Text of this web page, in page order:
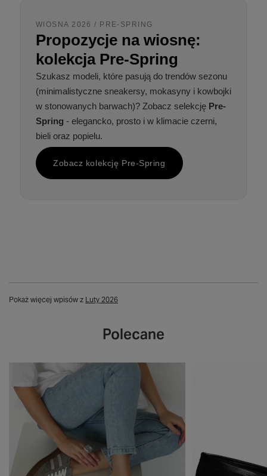
WIOSNA 2026 / PRE-SPRING
Propozycje na wiosnę:
kolekcja Pre-Spring
Szukasz modeli, które pasują do trendów sezonu
(minimalistyczne sneakersy, mokasyny i kowbojki
w stonowanych barwach)? Zobacz selekcję Pre-
Spring - elegancko, prosto i w klimacie czerni,
bieli oraz popielu.
Zobacz kolekcję Pre-Spring
Pokaż więcej wpisów z Luty 2026
Polecane